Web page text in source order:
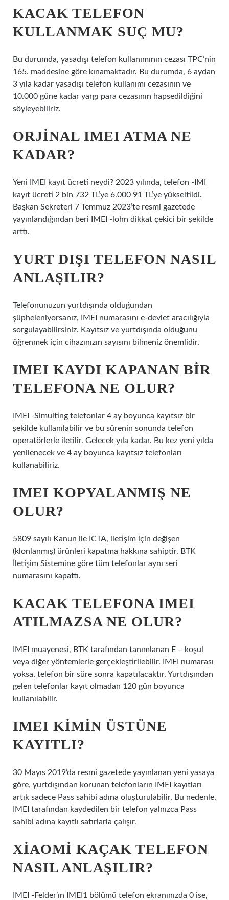
KACAK TELEFON
KULLANMAK SUÇ MU?
Bu durumda, yasadışı telefon kullanımının cezası TPC’nin
165. maddesine göre kınamaktadır. Bu durumda, 6 aydan
3 yıla kadar yasadışı telefon kullanımı cezasının ve
10.000 güne kadar yargı para cezasının hapsedildiğini
söyleyebiliriz.
ORJINAL IMEI ATMA NE
KADAR?
Yeni IMEI kayıt ücreti neydi? 2023 yılında, telefon -IMI
kayıt ücreti 2 bin 732 TL’ye 6.000 91 TL’ye yükseltildi.
Başkan Sekreteri 7 Temmuz 2023’te resmi gazetede
yayınlandığından beri IMEI -lohn dikkat çekici bir şekilde
arttı.
YURT DIŞI TELEFON NASIL
ANLAŞILIR?
Telefonunuzun yurtdışında olduğundan
şüpheleniyorsanız, IMEI numarasını e-devlet aracılığıyla
sorgulayabilirsiniz. Kayıtsız ve yurtdışında olduğunu
öğrenmek için cihazınızın sayısını bilmeniz önemlidir.
IMEI KAYDI KAPANAN BIR
TELEFONA NE OLUR?
IMEI -Simulting telefonlar 4 ay boyunca kayıtsız bir
şekilde kullanılabilir ve bu sürenin sonunda telefon
operatörlerle iletilir. Gelecek yıla kadar. Bu kez yeni yılda
yenilenecek ve 4 ay boyunca kayıtsız telefonları
kullanabiliriz.
IMEI KOPYALANMIŞ NE
OLUR?
5809 sayılı Kanun ile ICTA, iletişim için değişen
(klonlanmış) ürünleri kapatma hakkına sahiptir. BTK
İletişim Sistemine göre tüm telefonlar aynı seri
numarasını kapattı.
KACAK TELEFONA IMEI
ATILMAZSA NE OLUR?
IMEI muayenesi, BTK tarafından tanımlanan E – koşul
veya diğer yöntemlerle gerçekleştirilebilir. IMEI numarası
yoksa, telefon bir süre sonra kapatılacaktır. Yurtdışından
gelen telefonlar kayıt olmadan 120 gün boyunca
kullanılabilir.
IMEI KIMIN ÜSTÜNE
KAYITLI?
30 Mayıs 2019’da resmi gazetede yayınlanan yeni yasaya
göre, yurtdışından korunan telefonların IMEI kayıtları
artık sadece Pass sahibi adına oluşturulabilir. Bu nedenle,
IMEI tarafından kaydedilen bir telefon yalnızca Pass
sahibi adına kayıtlı satırlarla çalışır.
XIAOMI KAÇAK TELEFON
NASIL ANLAŞILIR?
IMEI -Felder’ın IMEI1 bölümü telefon ekranınızda 0 ise,